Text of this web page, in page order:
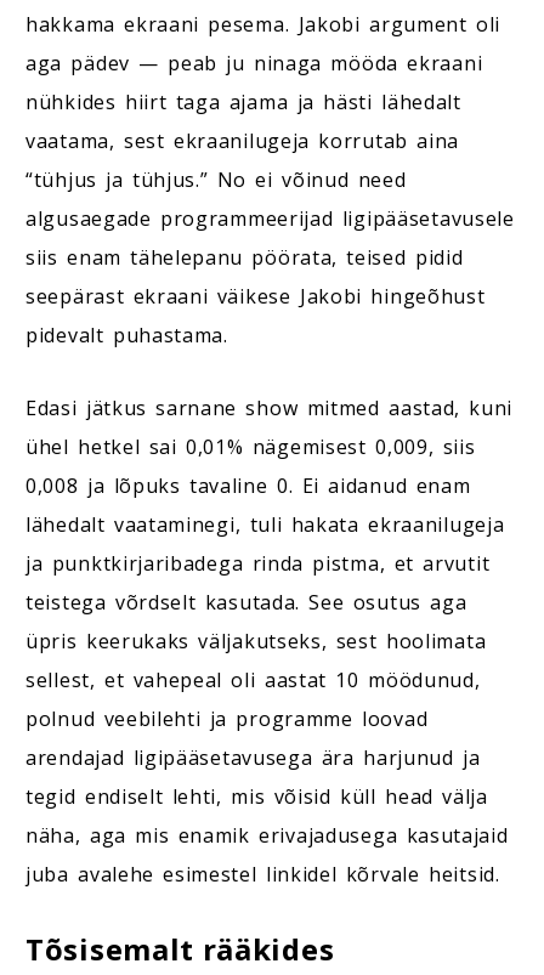
hakkama ekraani pesema. Jakobi argument oli
aga pädev — peab ju ninaga mööda ekraani
nühkides hiirt taga ajama ja hästi lähedalt
vaatama, sest ekraanilugeja korrutab aina
“tühjus ja tühjus.” No ei võinud need
algusaegade programmeerijad ligipääsetavusele
siis enam tähelepanu pöörata, teised pidid
seepärast ekraani väikese Jakobi hingeõhust
pidevalt puhastama.
Edasi jätkus sarnane show mitmed aastad, kuni
ühel hetkel sai 0,01% nägemisest 0,009, siis
0,008 ja lõpuks tavaline 0. Ei aidanud enam
lähedalt vaataminegi, tuli hakata ekraanilugeja
ja punktkirjaribadega rinda pistma, et arvutit
teistega võrdselt kasutada. See osutus aga
üpris keerukaks väljakutseks, sest hoolimata
sellest, et vahepeal oli aastat 10 möödunud,
polnud veebilehti ja programme loovad
arendajad ligipääsetavusega ära harjunud ja
tegid endiselt lehti, mis võisid küll head välja
näha, aga mis enamik erivajadusega kasutajaid
juba avalehe esimestel linkidel kõrvale heitsid.
Tõsisemalt rääkides